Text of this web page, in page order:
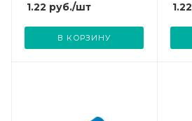
1.22 руб./шт
В КОРЗИНУ
1.22